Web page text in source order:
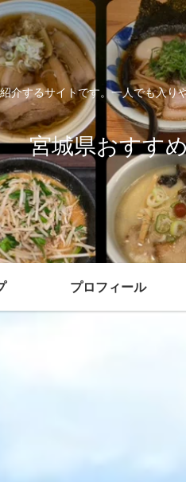
介するサイトです。一人でも入
宮城県おすす
プロフィール